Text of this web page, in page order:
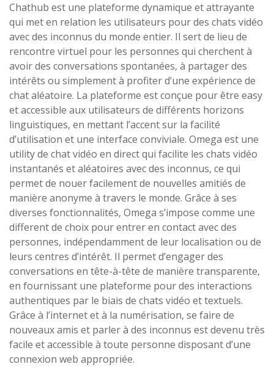
Chathub est une plateforme dynamique et attrayante
qui met en relation les utilisateurs pour des chats vidéo
avec des inconnus du monde entier. Il sert de lieu de
rencontre virtuel pour les personnes qui cherchent à
avoir des conversations spontanées, à partager des
intérêts ou simplement à profiter d’une expérience de
chat aléatoire. La plateforme est conçue pour être easy
et accessible aux utilisateurs de différents horizons
linguistiques, en mettant l’accent sur la facilité
d’utilisation et une interface conviviale. Omega est une
utility de chat vidéo en direct qui facilite les chats vidéo
instantanés et aléatoires avec des inconnus, ce qui
permet de nouer facilement de nouvelles amitiés de
manière anonyme à travers le monde. Grâce à ses
diverses fonctionnalités, Omega s’impose comme une
different de choix pour entrer en contact avec des
personnes, indépendamment de leur localisation ou de
leurs centres d’intérêt. Il permet d’engager des
conversations en tête-à-tête de manière transparente,
en fournissant une plateforme pour des interactions
authentiques par le biais de chats vidéo et textuels.
Grâce à l’internet et à la numérisation, se faire de
nouveaux amis et parler à des inconnus est devenu très
facile et accessible à toute personne disposant d’une
connexion web appropriée.